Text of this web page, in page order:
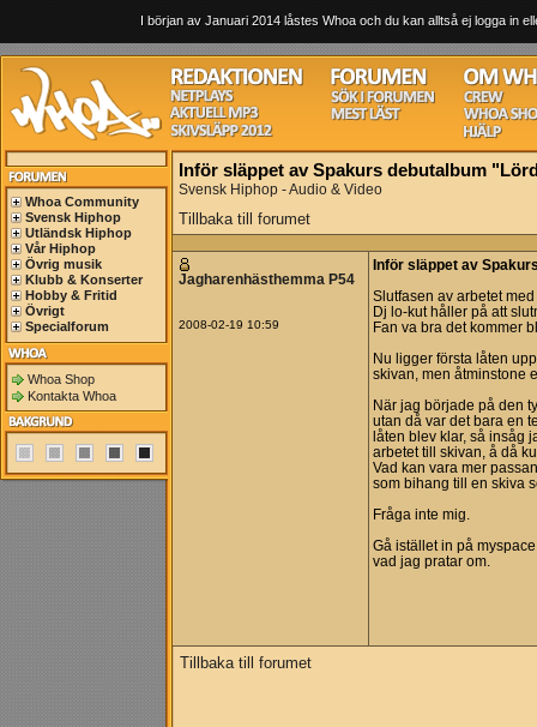
I början av Januari 2014 låstes Whoa och du kan alltså ej logga in
Whoa Community
Svensk Hiphop
Utländsk Hiphop
Vår Hiphop
Övrig musik
Klubb & Konserter
Hobby & Fritid
Övrigt
Specialforum
Whoa Shop
Kontakta Whoa
Inför släppet av Spakurs debutalbum
Svensk Hiphop - Audio & Video
Tillbaka till forumet
Jagharenhästhemma P54
2008-02-19 10:59
Inför släppet av
Slutfasen av arbetet
Dj lo-kut håller på att
Fan va bra det kommer
Nu ligger första låten
skivan, men åtminstone
När jag började på den
utan då var det bara en
låten blev klar, så insåg
arbetet till skivan, å då
Vad kan vara mer
som bihang till en skiva
Fråga inte mig.
Gå istället in på
vad jag pratar om.
Tillbaka till forumet